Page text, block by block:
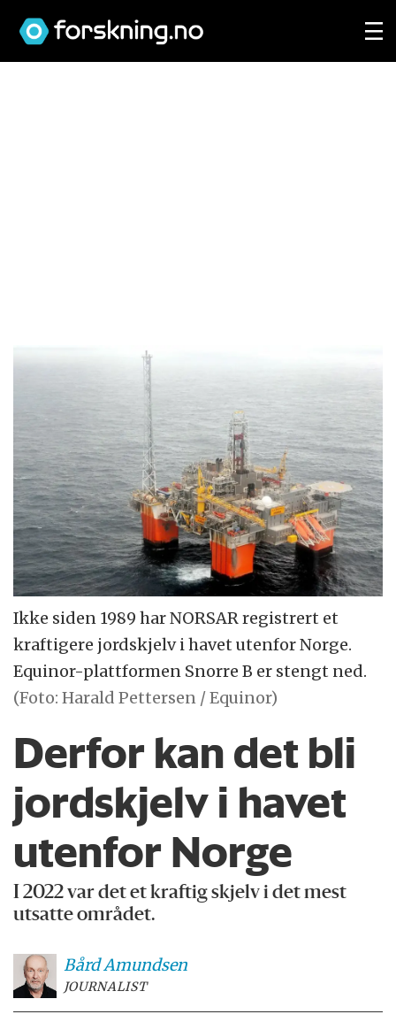
Ikke siden 1989 har NORSAR registrert et
kraftigere jordskjelv i havet utenfor Norge.
Equinor-plattformen Snorre B er stengt ned.
(Foto: Harald Pettersen / Equinor)
Derfor kan det bli
jordskjelv i havet
utenfor Norge
I 2022 var det et kraftig skjelv i det mest
utsatte området.
BårdAmundsen
JOURNALIST